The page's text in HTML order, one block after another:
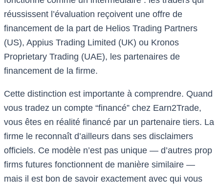
réussissent l’évaluation reçoivent une offre de
financement de la part de Helios Trading Partners
(US), Appius Trading Limited (UK) ou Kronos
Proprietary Trading (UAE), les partenaires de
financement de la firme.
Cette distinction est importante à comprendre. Quand
vous tradez un compte “financé” chez Earn2Trade,
vous êtes en réalité financé par un partenaire tiers. La
firme le reconnaît d’ailleurs dans ses disclaimers
officiels. Ce modèle n’est pas unique — d’autres prop
firms futures fonctionnent de manière similaire —
mais il est bon de savoir exactement avec qui vous